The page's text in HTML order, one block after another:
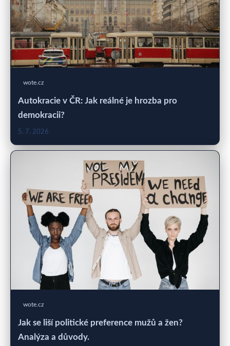
wote.cz
Autokracie v ČR: Jak reálné je hrozba pro
demokracii?
5. 7. 2026
wote.cz
Jak se liší politické preference mužů a žen?
Analýza a důvody.